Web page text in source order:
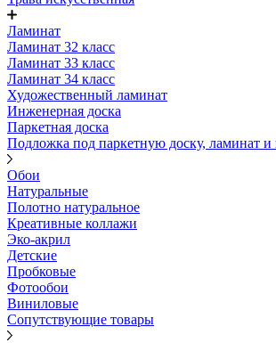
Ламинат
Ламинат 32 класс
Ламинат 33 класс
Ламинат 34 класс
Художественный ламинат
Инженерная доска
Паркетная доска
Подложка под паркетную доску, ламинат и
Обои
Натуральные
Полотно натуральное
Креативные коллажи
Эко-акрил
Детские
Пробковые
Фотообои
Виниловые
Сопутствующие товары